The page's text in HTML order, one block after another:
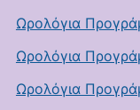
Ωρολόγια
Ωρολόγια
Ωρολόγια